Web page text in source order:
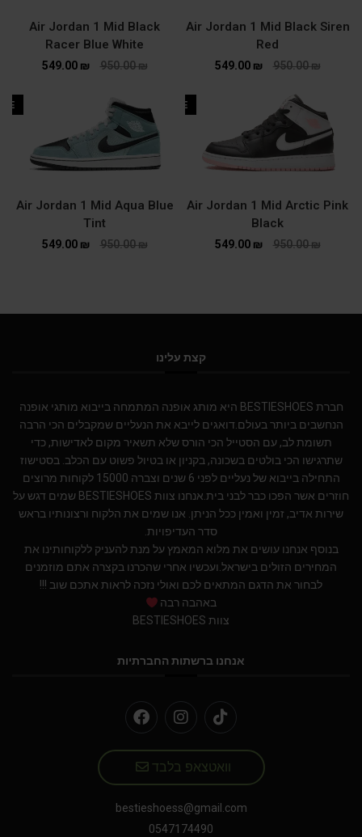
Air Jordan 1 Mid Black Siren
Red
950.00₪
549.00 ₪
Air Jordan 1 Mid Black
Racer Blue White
950.00₪
549.00 ₪
SALE
Air Jordan 1 Mid Arctic Pink
Black
950.00₪
549.00 ₪
Air Jordan 1 Mid Aqua Blue
Tint
950.00₪
549.00 ₪
קצת עלינו
חברת BESTIESHOES היא מותג אופנה המתמחה בייבוא מותגי אופנה
הנחשבים ביותר בעולם.דואגים לייבא את הנעליים שמקבלים הכי הרבה
תשומת לב, עם הסטייל הכי הורס שלא תשאיר מקום לאדישות, כדי
שתרגישו הכי בולטים בשכונה, בקניון או בטיול פשוט עם הכלב. בסטישוז
התחילה בייבוא של נעליים לפני 6 שנים וצברה 15000 לקוחות מרוצים
חוזרים אשר הפכו כבר לבני בית.אנחנו צוות BESTIESHOES שמים דגש על
שירות אדיב, זמין ואמין ככל הניתן. אנו שמים את הלקוח ורצונותיו בראש
סדר העדיפויות.
בנוסף אנחנו עושים את מלוא המאמץ על מנת להעניק ללקוחותינו את
המחירים הזולים בישראל.ועכשיו אחרי שהכרנו בקצרה אתם מוזמנים
לבחור את הדגם המתאים לכם ואולי נזכה לראות אתכם שוב !!!
באהבה רבה
צוות BESTIESHOES
אנחנו ברשתות החברתיות
וואטצאפ בלבד
bestieshoess@gmail.com
0547174490